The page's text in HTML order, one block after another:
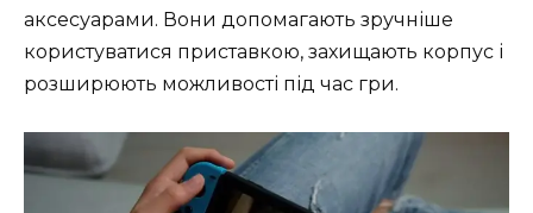
аксесуарами. Вони допомагають зручніше
користуватися приставкою, захищають корпус і
розширюють можливості під час гри.